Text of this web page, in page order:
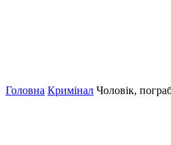
Головна Кримінал Чоловік,